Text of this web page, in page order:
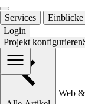
Services Einblicke
Login
Projekt konfigurieren
Web